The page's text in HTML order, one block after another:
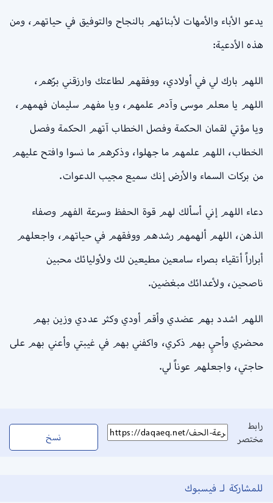
يدعو الأباء والأمهات لأبنائهم بالنجاح والتوفيق في حياتهم، ومن
هذه الأدعية:
اللهم بارك لي في أولادي، ووفقهم لطاعتك وارزقني برّهم،
اللهم يا معلم موسى وآدم علمهم، ويا مفهم سليمان فهمهم،
ويا مؤتي لقمان الحكمة وفصل الخطاب آتهم الحكمة وفصل
الخطاب، اللهم علمهم ما جهلوا، وذكرهم ما نسوا وافتح عليهم
من بركات السماء والأرض إنك سميع مجيب الدعوات.
دعاء اللهم إني أسألك لهم قوة الحفظ وسرعة الفهم وصفاء
الذهن، اللهم ألهمهم رشدهم ووفقهم في حياتهم، واجعلهم
أبراراً أتقياء بصراء سامعين مطيعين لك ولأوليائك محبين
ناصحين، ولأعدائك مبغضين.
اللهم اشدد بهم عضدي وأقم أودي وكثر عددي وزين بهم
محضري وأحيِ بهم ذكري، واكفني بهم في غيبتي وأعني بهم على
حاجتي، واجعلهم عوناً لي.
رابط
مختصر
نسخ
للمشاركة لـ فيسبوك